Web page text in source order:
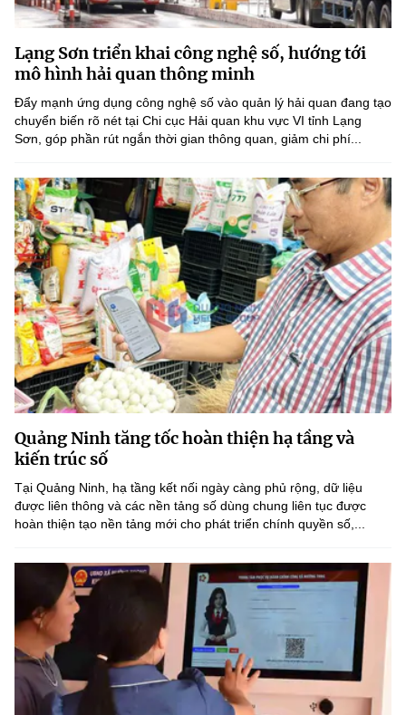
Lạng Sơn triển khai công nghệ số, hướng tới
mô hình hải quan thông minh
Đẩy mạnh ứng dụng công nghệ số vào quản lý hải quan đang tạo
chuyển biến rõ nét tại Chi cục Hải quan khu vực VI tỉnh Lạng
Sơn, góp phần rút ngắn thời gian thông quan, giảm chi phí...
Quảng Ninh tăng tốc hoàn thiện hạ tầng và
kiến trúc số
Tại Quảng Ninh, hạ tầng kết nối ngày càng phủ rộng, dữ liệu
được liên thông và các nền tảng số dùng chung liên tục được
hoàn thiện tạo nền tảng mới cho phát triển chính quyền số,...